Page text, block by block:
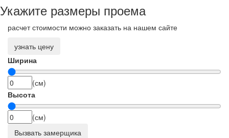
Укажите размеры проема
расчет стоимости можно заказать на нашем сайте
узнать цену
Ширина
(см)
Высота
(см)
Вызвать замерщика